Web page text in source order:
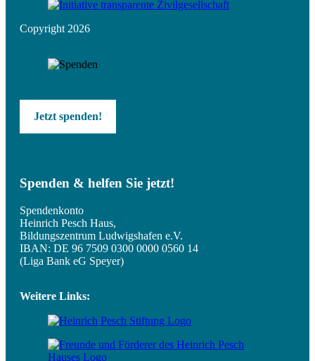
Copyright 2026
Jetzt spenden!
Spenden & helfen Sie jetzt!
Spendenkonto
Heinrich Pesch Haus,
Bildungszentrum Ludwigshafen e.V.
IBAN: DE 96 7509 0300 0000 0560 14
(Liga Bank eG Speyer)
Weitere Links: